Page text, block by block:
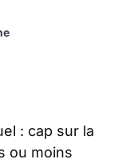
: cap sur la
ou moins